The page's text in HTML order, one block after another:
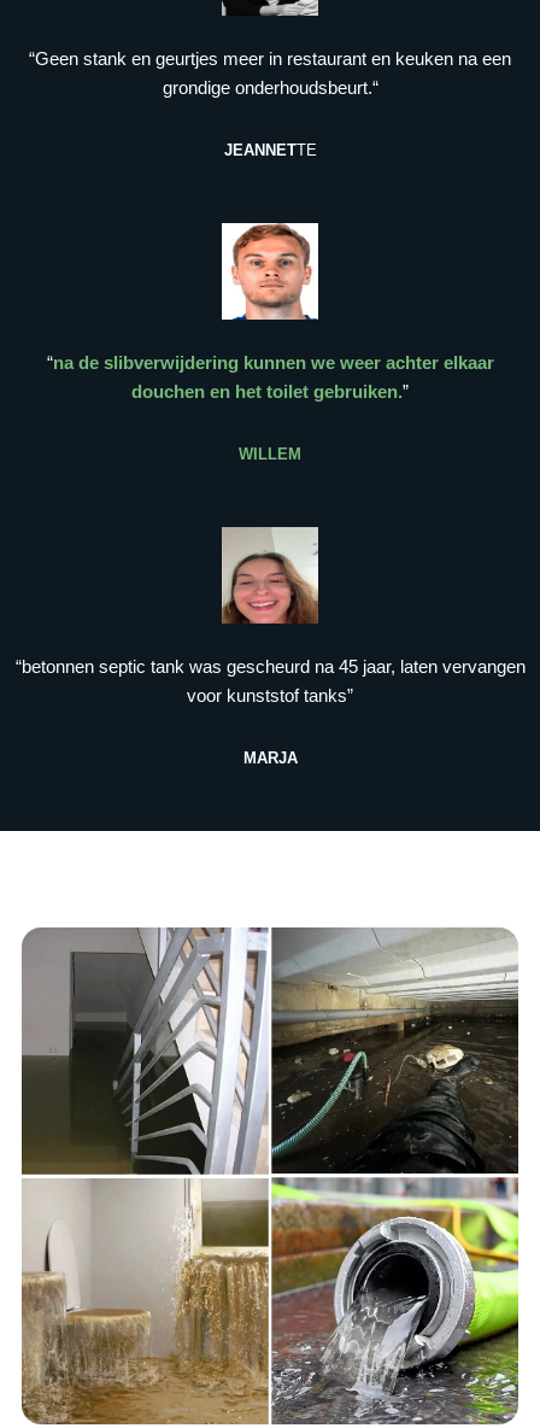
“Geen stank en geurtjes meer in restaurant en keuken na een
grondige onderhoudsbeurt.“
JEANNETTE
“na de slibverwijdering kunnen we weer achter elkaar
douchen en het toilet gebruiken.”
WILLEM
“betonnen septic tank was gescheurd na 45 jaar, laten vervangen
voor kunststof tanks”
MARJA